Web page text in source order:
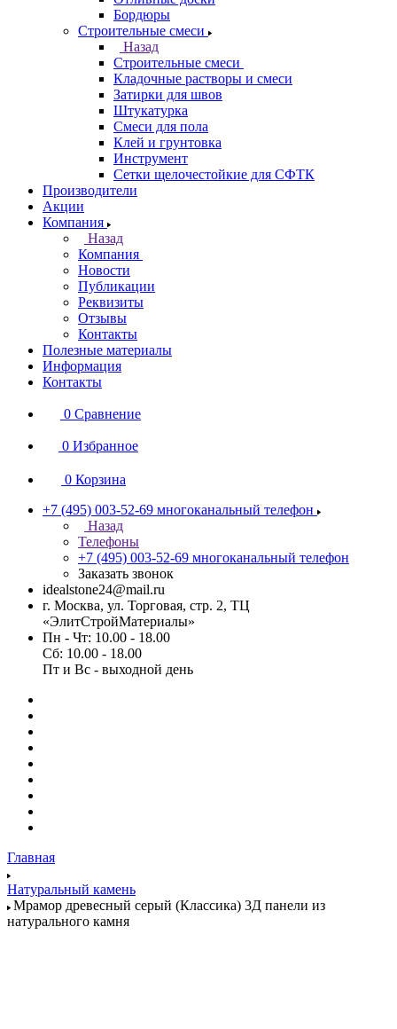
Бордюры
Строительные смеси
Назад
Строительные смеси
Кладочные растворы и смеси
Затирки для швов
Штукатурка
Смеси для пола
Клей и грунтовка
Инструмент
Сетки щелочестойкие для СФТК
Производители
Акции
Компания
Назад
Компания
Новости
Публикации
Реквизиты
Отзывы
Контакты
Полезные материалы
Информация
Контакты
0 Сравнение
0 Избранное
0 Корзина
+7 (495) 003-52-69 многоканальный телефон
Назад
Телефоны
+7 (495) 003-52-69 многоканальный телефон
Заказать звонок
idealstone24@mail.ru
г. Москва, ул. Торговая, стр. 2, ТЦ
«ЭлитСтройМатериалы»
Пн - Чт: 10.00 - 18.00
Сб: 10.00 - 18.00
Пт и Вс - выходной день
Главная
Натуральный камень
Мрамор древесный серый (Классика) 3Д панели из
натурального камня